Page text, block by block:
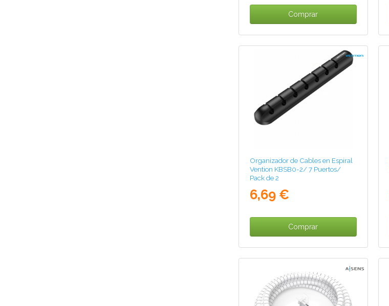
Comprar
Organizador de Cables en Espiral
Vention KBSB0-2/ 7 Puertos/
Pack de 2
6,69 €
Comprar